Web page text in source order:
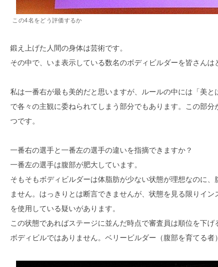
この4名をどう評価するか
鍛え上げた人間の身体は芸術です。
その中で、いま表示している数名のボディビルダーを皆さんは
私は一番右が最も美的だと思いますが、ルールの中には「美
で各々の主観に委ねられてしまう部分でもあります。この部
つです。
一番右の選手と一番左の選手の違いを指摘できますか？
一番左の選手は腹部が肥大しています。
そもそもボディビルダーは体脂肪が少ない状態が理想なのに
ません。はっきりとは断言できませんが、状態を見る限りイ
を使用している疑いがあります。
この状態であればステージに並んだ時点で審査員は順位を下
ボディビルではありません。ベリービルダー（腹部を育てる